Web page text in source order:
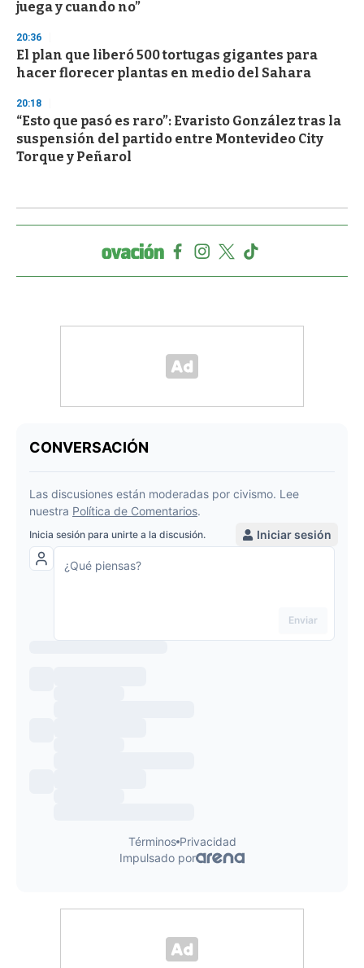
juega y cuando no”
20:36
El plan que liberó 500 tortugas gigantes para
hacer florecer plantas en medio del Sahara
20:18
“Esto que pasó es raro”: Evaristo González tras la
suspensión del partido entre Montevideo City
Torque y Peñarol